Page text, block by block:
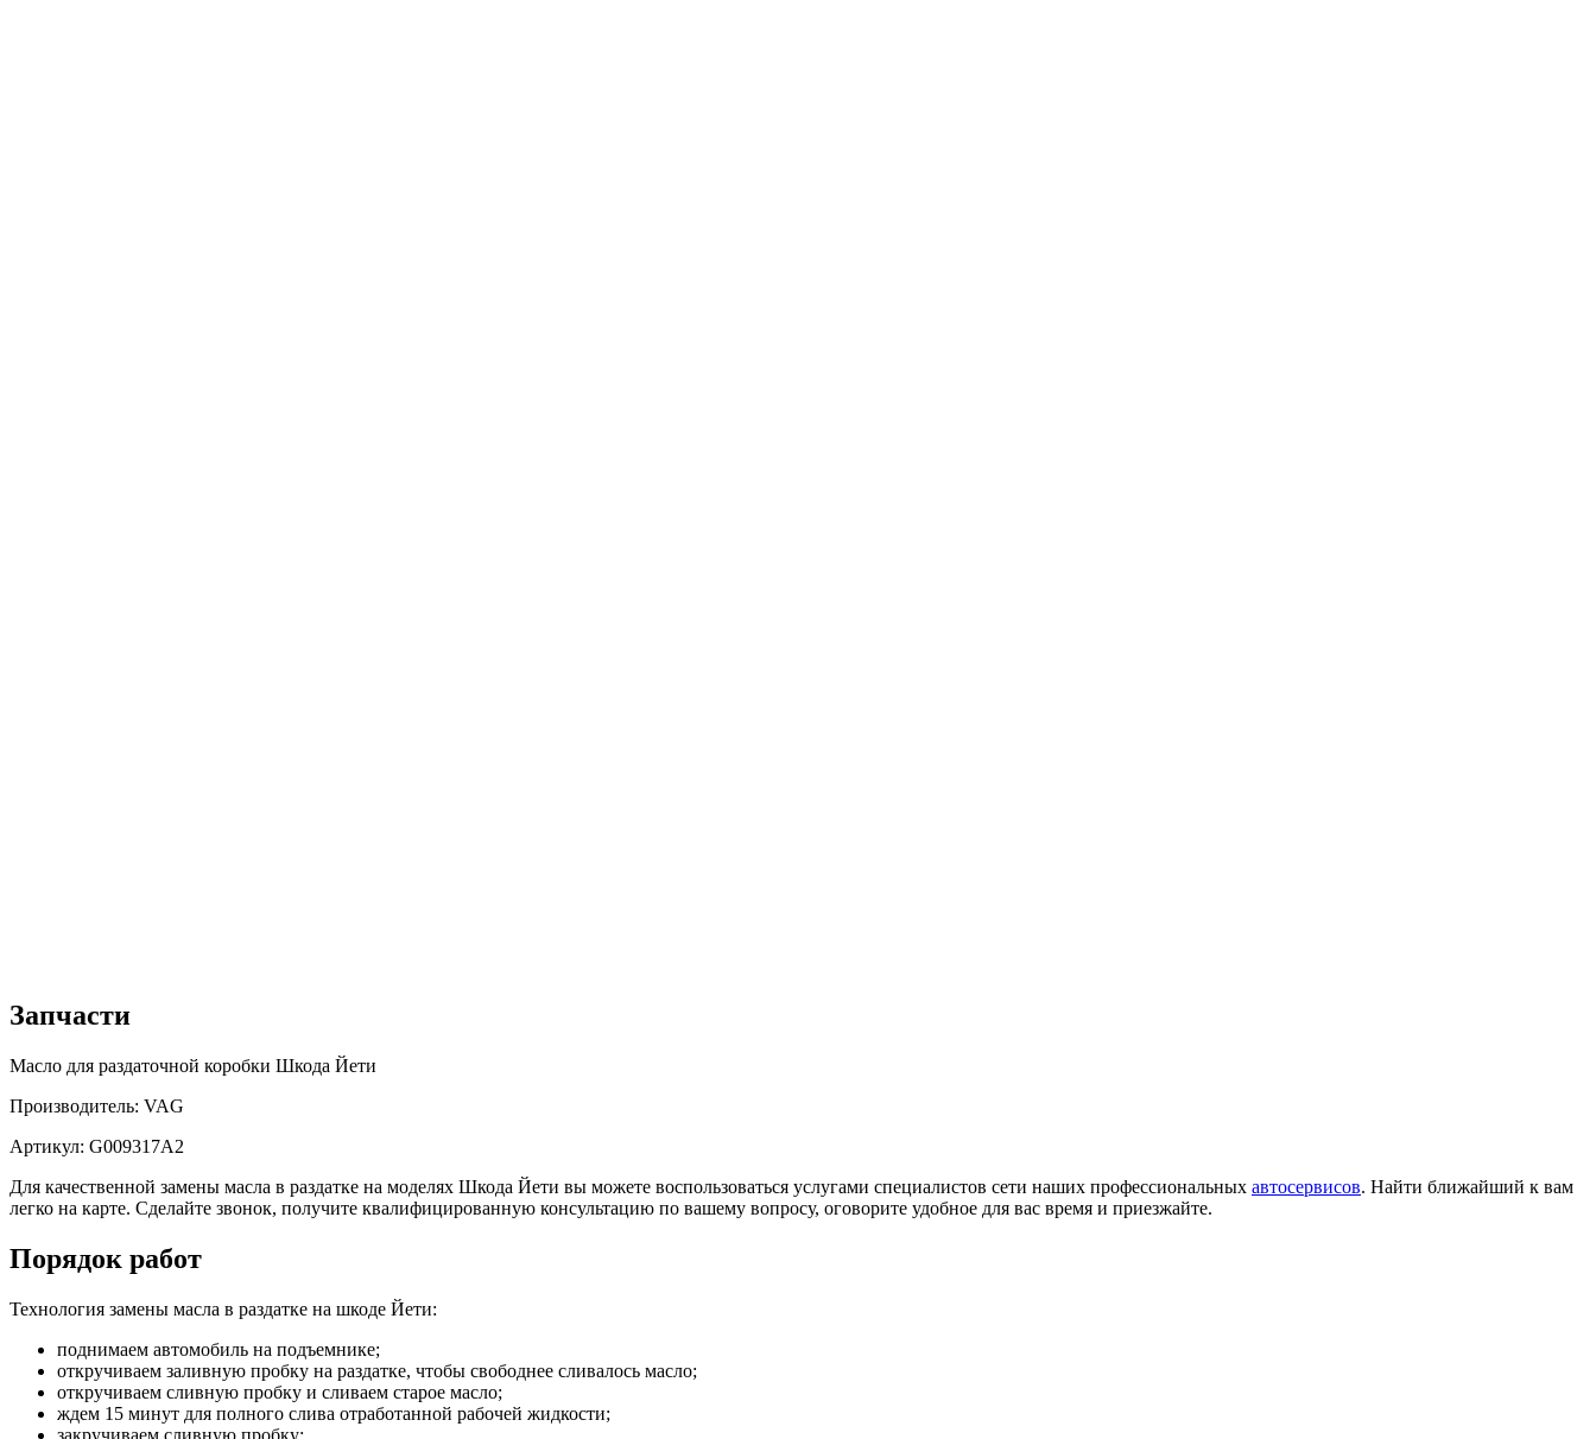
Запчасти
Масло для раздаточной коробки Шкода Йети
Производитель: VAG
Артикул: G009317A2
Для качественной замены масла в раздатке на моделях Шкода Йети вы можете воспользоваться услугами специалистов сети наших профессиональных автосервисов. Найти ближайший к вам
легко на карте. Сделайте звонок, получите квалифицированную консультацию по вашему вопросу, оговорите удобное для вас время и приезжайте.
Порядок работ
Технология замены масла в раздатке на шкоде Йети:
поднимаем автомобиль на подъемнике;
откручиваем заливную пробку на раздатке, чтобы свободнее сливалось масло;
откручиваем сливную пробку и сливаем старое масло;
ждем 15 минут для полного слива отработанной рабочей жидкости;
закручиваем сливную пробку;